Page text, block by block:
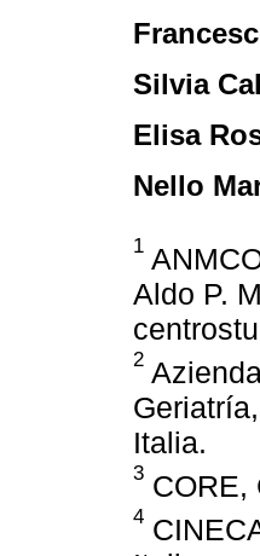
Silvia
Elisa
Nello
1
Aldo P.
2
Italia.
3 CORE,
4